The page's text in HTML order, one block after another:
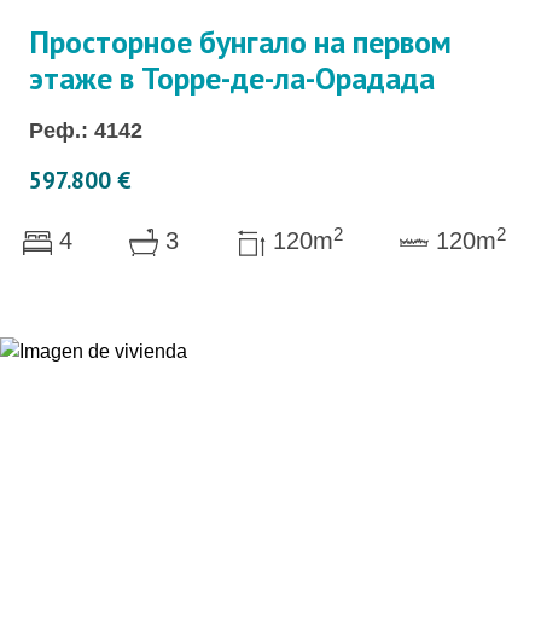
Просторное бунгало на первом
этаже в Торре-де-ла-Орадада
Реф.: 4142
597.800 €
4 3 120m2 120m2